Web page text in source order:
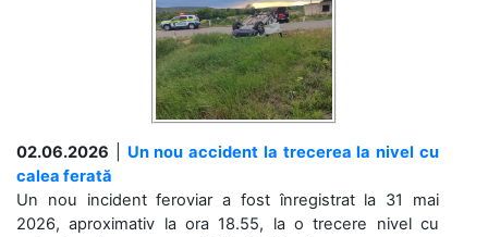
02.06.2026
Un nou accident la trecerea la nivel cu
calea ferată
Un nou incident feroviar a fost înregistrat la 31 mai
2026, aproximativ la ora 18.55, la o trecere nivel cu